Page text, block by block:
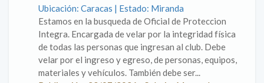
Ubicación: Caracas | Estado: Miranda
Estamos en la busqueda de Oficial de Proteccion
Integra. Encargada de velar por la integridad física
de todas las personas que ingresan al club. Debe
velar por el ingreso y egreso, de personas, equipos,
materiales y vehículos. También debe ser...